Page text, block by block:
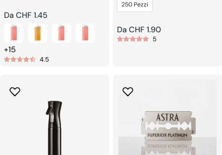
Prezzo
regolare
Da CHF 1.45
+15
4.5
250 Pezzi
Prezzo
regolare
Da CHF 1.90
5